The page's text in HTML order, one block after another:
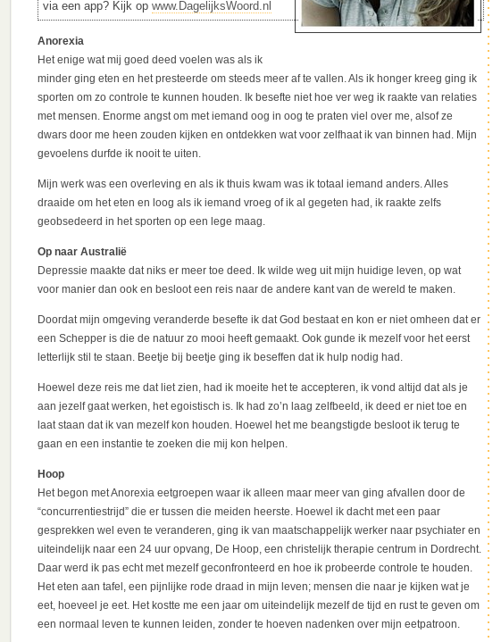
via een app? Kijk op www.DagelijksWoord.nl
Anorexia
Het enige wat mij goed deed voelen was als ik
minder ging eten en het presteerde om steeds meer af te vallen. Als ik honger kreeg ging ik
sporten om zo controle te kunnen houden. Ik besefte niet hoe ver weg ik raakte van relaties
met mensen. Enorme angst om met iemand oog in oog te praten viel over me, alsof ze
dwars door me heen zouden kijken en ontdekken wat voor zelfhaat ik van binnen had. Mijn
gevoelens durfde ik nooit te uiten.
Mijn werk was een overleving en als ik thuis kwam was ik totaal iemand anders. Alles
draaide om het eten en loog als ik iemand vroeg of ik al gegeten had, ik raakte zelfs
geobsedeerd in het sporten op een lege maag.
Op naar Australië
Depressie maakte dat niks er meer toe deed. Ik wilde weg uit mijn huidige leven, op wat
voor manier dan ook en besloot een reis naar de andere kant van de wereld te maken.
Doordat mijn omgeving veranderde besefte ik dat God bestaat en kon er niet omheen dat er
een Schepper is die de natuur zo mooi heeft gemaakt. Ook gunde ik mezelf voor het eerst
letterlijk stil te staan. Beetje bij beetje ging ik beseffen dat ik hulp nodig had.
Hoewel deze reis me dat liet zien, had ik moeite het te accepteren, ik vond altijd dat als je
aan jezelf gaat werken, het egoistisch is. Ik had zo’n laag zelfbeeld, ik deed er niet toe en
laat staan dat ik van mezelf kon houden. Hoewel het me beangstigde besloot ik terug te
gaan en een instantie te zoeken die mij kon helpen.
Hoop
Het begon met Anorexia eetgroepen waar ik alleen maar meer van ging afvallen door de
“concurrentiestrijd” die er tussen die meiden heerste. Hoewel ik dacht met een paar
gesprekken wel even te veranderen, ging ik van maatschappelijk werker naar psychiater en
uiteindelijk naar een 24 uur opvang, De Hoop, een christelijk therapie centrum in Dordrecht.
Daar werd ik pas echt met mezelf geconfronteerd en hoe ik probeerde controle te houden.
Het eten aan tafel, een pijnlijke rode draad in mijn leven; mensen die naar je kijken wat je
eet, hoeveel je eet. Het kostte me een jaar om uiteindelijk mezelf de tijd en rust te geven om
een normaal leven te kunnen leiden, zonder te hoeven nadenken over mijn eetpatroon.